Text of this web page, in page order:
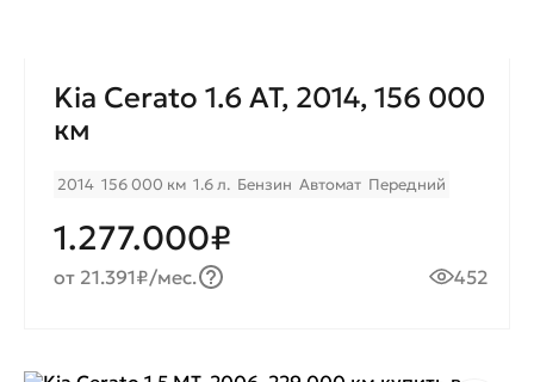
Kia Cerato 1.6 AT, 2014, 156 000
км
2014 156 000 км 1.6 л. Бензин Автомат Передний
1.277.000₽
от 21.391₽/мес. 452